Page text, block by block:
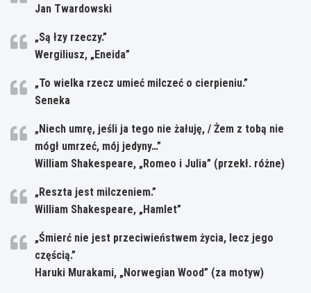
Jan Twardowski
„Są łzy rzeczy.”
Wergiliusz, „Eneida”
„To wielka rzecz umieć milczeć o cierpieniu.”
Seneka
„Niech umrę, jeśli ja tego nie żałuję, / Żem z tobą nie
mógł umrzeć, mój jedyny…”
William Shakespeare, „Romeo i Julia” (przekł. różne)
„Reszta jest milczeniem.”
William Shakespeare, „Hamlet”
„Śmierć nie jest przeciwieństwem życia, lecz jego
częścią.”
Haruki Murakami, „Norwegian Wood” (za motyw)